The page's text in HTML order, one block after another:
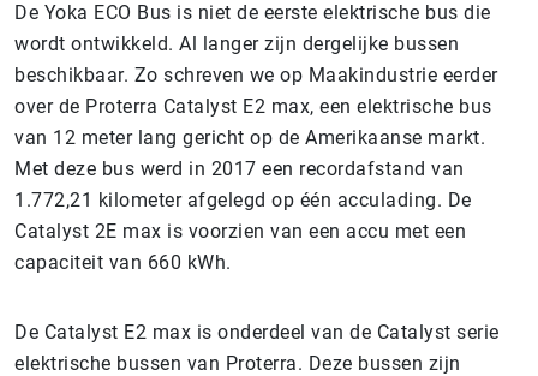
De Yoka ECO Bus is niet de eerste elektrische bus die
wordt ontwikkeld. Al langer zijn dergelijke bussen
beschikbaar. Zo schreven we op Maakindustrie eerder
over de Proterra Catalyst E2 max, een elektrische bus
van 12 meter lang gericht op de Amerikaanse markt.
Met deze bus werd in 2017 een recordafstand van
1.772,21 kilometer afgelegd op één acculading. De
Catalyst 2E max is voorzien van een accu met een
capaciteit van 660 kWh.
De Catalyst E2 max is onderdeel van de Catalyst serie
elektrische bussen van Proterra. Deze bussen zijn